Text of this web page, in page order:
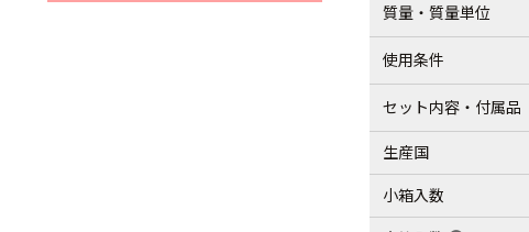
質量・質量単位
使用条件
セット内容・付属品
生産国
小箱入数